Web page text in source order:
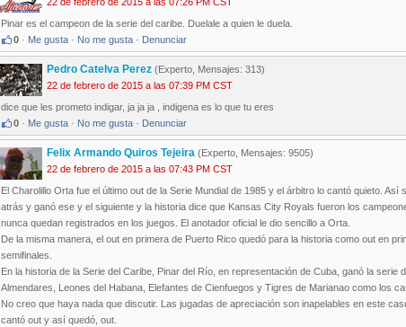
Pinar es el campeon de la serie del caribe. Duelale a quien le duela.
0 · Me gusta · No me gusta · Denunciar
Pedro Catelva Perez (Experto, Mensajes: 313)
22 de febrero de 2015 a las 07:39 PM CST
dice que les prometo indigar, ja ja ja , indigena es lo que tu eres
0 · Me gusta · No me gusta · Denunciar
Felix Armando Quiros Tejeira (Experto, Mensajes: 9505)
22 de febrero de 2015 a las 07:43 PM CST
El Charolillo Orta fue el último out de la Serie Mundial de 1985 y el árbitro lo cantó quieto.
atrás y ganó ese y el siguiente y la historia dice que Kansas City Royals fueron los
nunca quedan registrados en los juegos. El anotador oficial le dio sencillo a Orta.
De la misma manera, el out en primera de Puerto Rico quedó para la historia como out en
semifinales.
En la historia de la Serie del Caribe, Pinar del Río, en representación de Cuba, ganó la
Almendares, Leones del Habana, Elefantes de Cienfuegos y Tigres de Marianao como los
No creo que haya nada que discutir. Las jugadas de apreciación son inapelables en este
cantó out y así quedó, out.